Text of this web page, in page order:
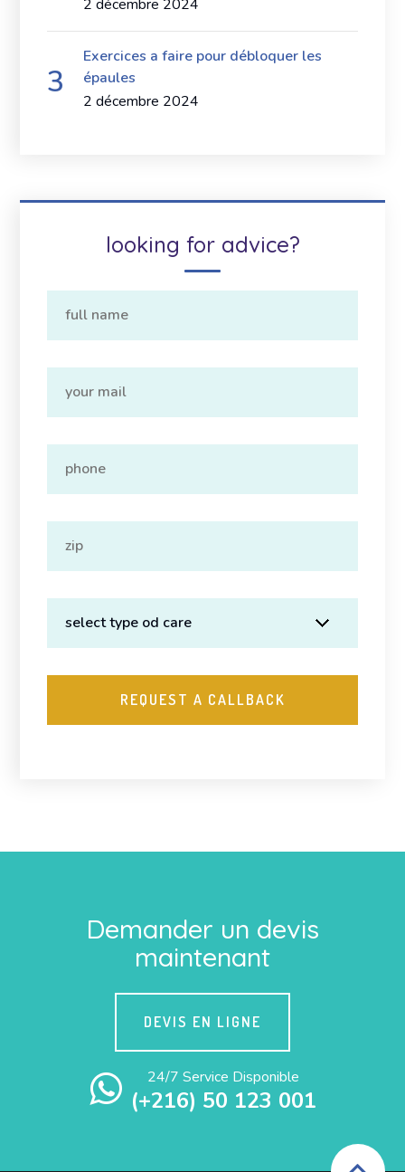
2 décembre 2024
Exercices a faire pour débloquer les
épaules
2 décembre 2024
looking for advice?
Demander un devis
maintenant
DEVIS EN LIGNE
24/7 Service Disponible
(+216) 50 123 001